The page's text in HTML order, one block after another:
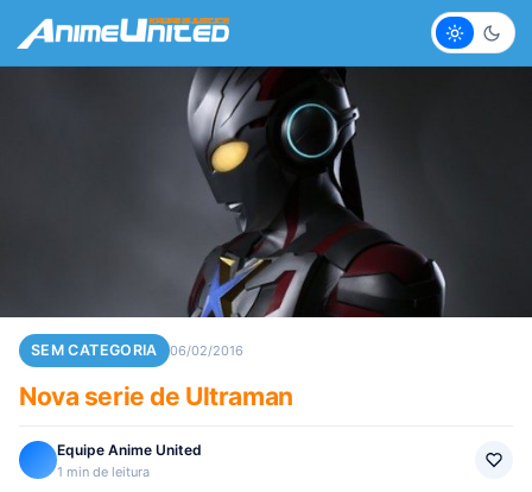
Claro
SEM CATEGORIA 06/02/2016
Nova serie de Ultraman
Equipe Anime United
1 min de leitura